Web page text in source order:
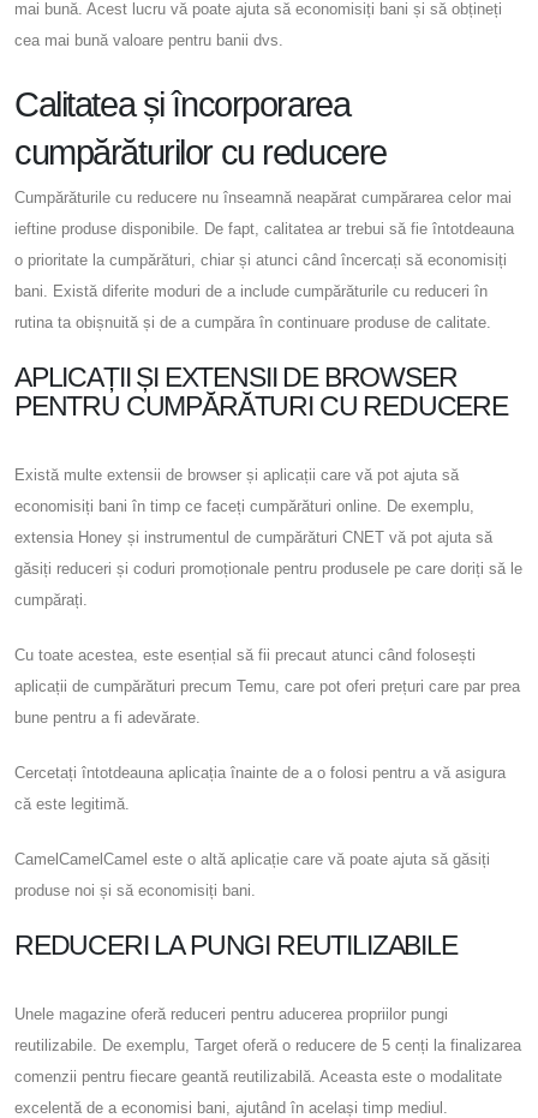
mai bună. Acest lucru vă poate ajuta să economisiți bani și să obțineți
cea mai bună valoare pentru banii dvs.
Calitatea și încorporarea
cumpărăturilor cu reducere
Cumpărăturile cu reducere nu înseamnă neapărat cumpărarea celor mai
ieftine produse disponibile. De fapt, calitatea ar trebui să fie întotdeauna
o prioritate la cumpărături, chiar și atunci când încercați să economisiți
bani. Există diferite moduri de a include cumpărăturile cu reduceri în
rutina ta obișnuită și de a cumpăra în continuare produse de calitate.
APLICAȚII ȘI EXTENSII DE BROWSER
PENTRU CUMPĂRĂTURI CU REDUCERE
Există multe extensii de browser și aplicații care vă pot ajuta să
economisiți bani în timp ce faceți cumpărături online. De exemplu,
extensia Honey și instrumentul de cumpărături CNET vă pot ajuta să
găsiți reduceri și coduri promoționale pentru produsele pe care doriți să le
cumpărați.
Cu toate acestea, este esențial să fii precaut atunci când folosești
aplicații de cumpărături precum Temu, care pot oferi prețuri care par prea
bune pentru a fi adevărate.
Cercetați întotdeauna aplicația înainte de a o folosi pentru a vă asigura
că este legitimă.
CamelCamelCamel este o altă aplicație care vă poate ajuta să găsiți
produse noi și să economisiți bani.
REDUCERI LA PUNGI REUTILIZABILE
Unele magazine oferă reduceri pentru aducerea propriilor pungi
reutilizabile. De exemplu, Target oferă o reducere de 5 cenți la finalizarea
comenzii pentru fiecare geantă reutilizabilă. Aceasta este o modalitate
excelentă de a economisi bani, ajutând în același timp mediul.